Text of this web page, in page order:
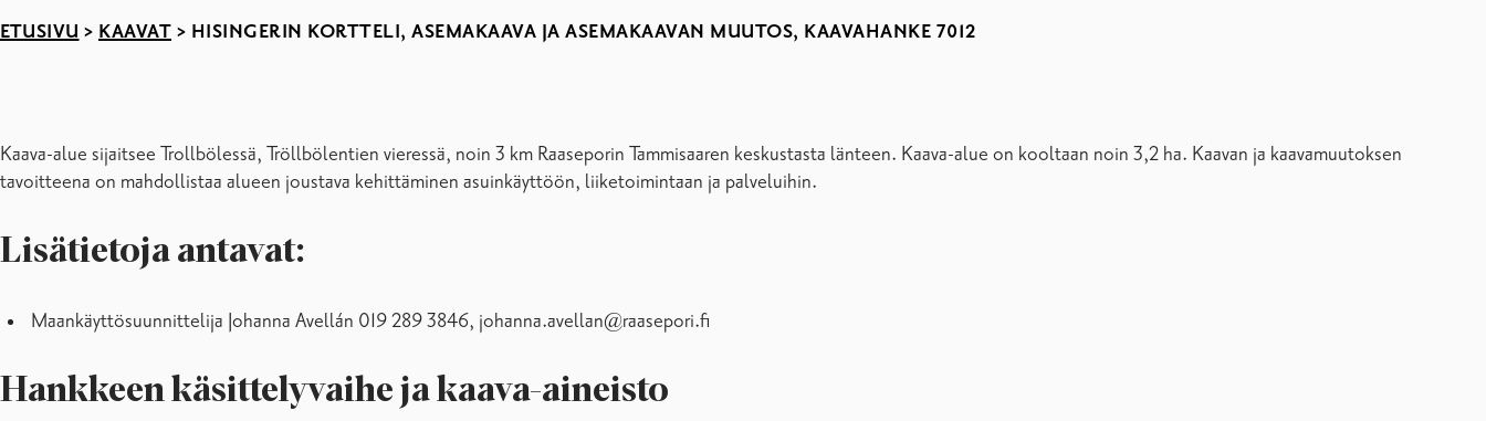
ETUSIVU > KAAVAT > HISINGERIN KORTTELI, ASEMAKAAVA JA ASEMAKAAVAN MUUTOS, KAAVAHANKE 7012
Kaava-alue sijaitsee Trollbölessä, Tröllbölentien vieressä, noin 3 km Raaseporin Tammisaaren keskustasta länteen. Kaava-alue on kooltaan noin 3,2 ha. Kaavan ja kaavamuutoksen
tavoitteena on mahdollistaa alueen joustava kehittäminen asuinkäyttöön, liiketoimintaan ja palveluihin.
Lisätietoja antavat:
Maankäyttösuunnittelija Johanna Avellán 019 289 3846, johanna.avellan@raasepori.fi
Hankkeen käsittelyvaihe ja kaava-aineisto